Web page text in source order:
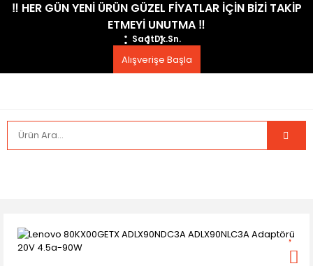
​‼️​ HER GÜN YENİ ÜRÜN GÜZEL FİYATLAR İÇİN BİZİ TAKİP
ETMEYİ UNUTMA ​‼️​
SaatDk.Sn.
Alışverişe Başla